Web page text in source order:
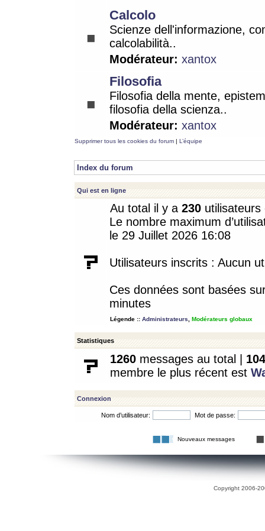
Calcolo
Scienze dell'informazione,
calcolabilità..
Modérateur: xantox
Filosofia
Filosofia della mente,
filosofia della scienza..
Modérateur: xantox
Supprimer tous les cookies du forum | L’équipe
Index du forum
Qui est en ligne
Au total il y a 230
Le nombre maximum
le 29 Juillet 2026 16:08
Utilisateurs inscrits : Aucun
Ces données sont basées
minutes
Légende :: Administrateurs Modérateurs globaux
Statistiques
1260 messages au total | 104
membre le plus récent est
Connexion
Nom d’utilisateur: Mot de passe:
Nouveaux messages
Copyright 2006-